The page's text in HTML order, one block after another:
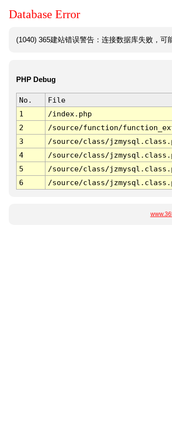
Database Error
(1040) 365建站错误警告：连接数据库失败，可
PHP Debug
No. File
1
/index.php
2
/source/function/
3
/source/class/
4
/source/class/
5
/source/class/
6
/source/class/